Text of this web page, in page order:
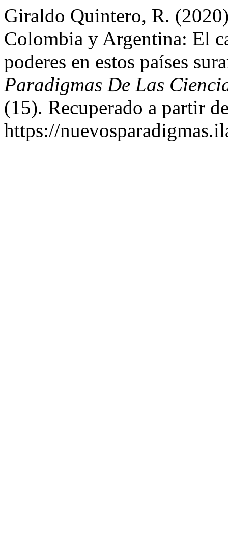
Giraldo Quintero, R.
Colombia y Argentina: El
poderes en estos países
Paradigmas De Las
(15). Recuperado a partir
https://